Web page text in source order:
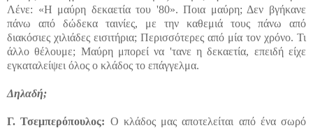
Λένε: «Η μαύρη δεκαετία του '80». Ποια μαύρη; Δεν βγήκανε
πάνω από δώδεκα ταινίες, με την καθεμιά τους πάνω από
διακόσιες χιλιάδες εισιτήρια; Περισσότερες από μία τον χρόνο. Τι
άλλο θέλουμε; Μαύρη μπορεί να 'τανε η δεκαετία, επειδή είχε
εγκαταλείψει όλος ο κλάδος το επάγγελμα.
Δηλαδή;
Γ. Τσεμπερόπουλος: Ο κλάδος μας αποτελείται από ένα σωρό